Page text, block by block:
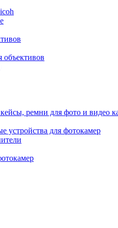
объективов
ремни для фото и видео
устройства для фотокамер